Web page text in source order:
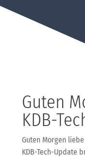
Guten
KDB-
Guten Morgen
KDB-Tech-Update